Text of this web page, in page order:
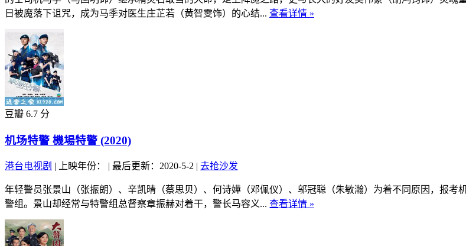
日被魔落下诅咒，成为马季对医生庄芷若（黄智雯饰）的心结... 查看详情 »
豆瓣 6.7 分
机场特警 機場特警 (2020)
港台电视剧 | 上映年份： | 最后更新：2020-5-2 | 去抢沙发
年轻警员张景山（张振朗）、辛凯晴（蔡思贝）、何诗嬅（邓佩仪）、邬冠聪（朱敏瀚）为着不同原因，报
警组。景山却经常与特警组总督察章振赫对着干，警长马容义... 查看详情 »